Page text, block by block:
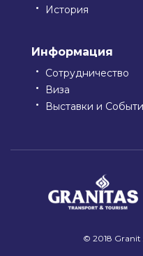
История
Информация
Сотрудничество
Виза
Выставки и
© 2018 Granit